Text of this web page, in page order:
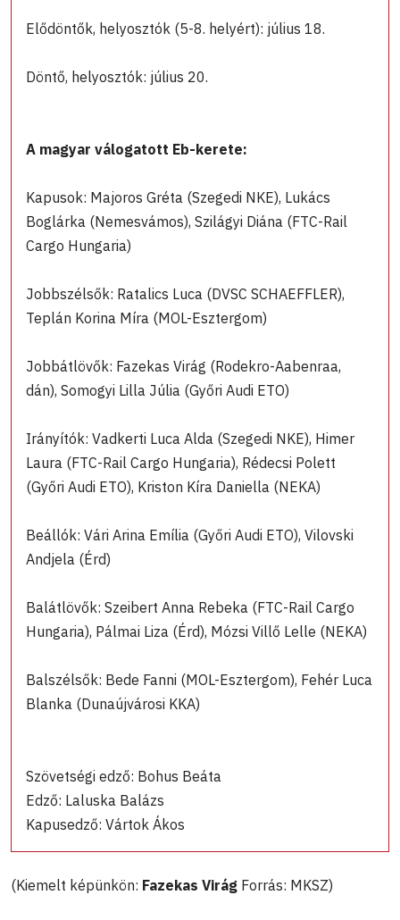
Elődöntők, helyosztók (5-8. helyért): július 18.
Döntő, helyosztók: július 20.
A magyar válogatott Eb-kerete:
Kapusok: Majoros Gréta (Szegedi NKE), Lukács
Boglárka (Nemesvámos), Szilágyi Diána (FTC-Rail
Cargo Hungaria)
Jobbszélsők: Ratalics Luca (DVSC SCHAEFFLER),
Teplán Korina Míra (MOL-Esztergom)
Jobbátlövők: Fazekas Virág (Rodekro-Aabenraa,
dán), Somogyi Lilla Júlia (Győri Audi ETO)
Irányítók: Vadkerti Luca Alda (Szegedi NKE), Himer
Laura (FTC-Rail Cargo Hungaria), Rédecsi Polett
(Győri Audi ETO), Kriston Kíra Daniella (NEKA)
Beállók: Vári Arina Emília (Győri Audi ETO), Vilovski
Andjela (Érd)
Balátlövők: Szeibert Anna Rebeka (FTC-Rail Cargo
Hungaria), Pálmai Liza (Érd), Mózsi Villő Lelle (NEKA)
Balszélsők: Bede Fanni (MOL-Esztergom), Fehér Luca
Blanka (Dunaújvárosi KKA)
Szövetségi edző: Bohus Beáta
Edző: Laluska Balázs
Kapusedző: Vártok Ákos
(Kiemelt képünkön: Fazekas Virág Forrás: MKSZ)